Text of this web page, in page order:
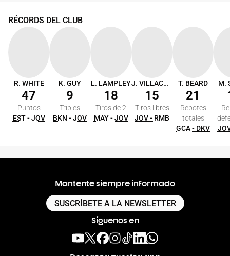
RÉCORDS DEL CLUB
R. WHITE
47
Puntos
EST - JOV
K. GUY
9
Triples
BKN - JOV
L. LAMPLEY
18
Tiros de 2
MAY - JOV
J. VILLACAMPA
15
Tiros libres
JOV - RMB
T. BEARD
21
Rebotes
totales
GCA - DKV
M.
Mantente siempre informado
SUSCRÍBETE A LA NEWSLETTER
Síguenos en